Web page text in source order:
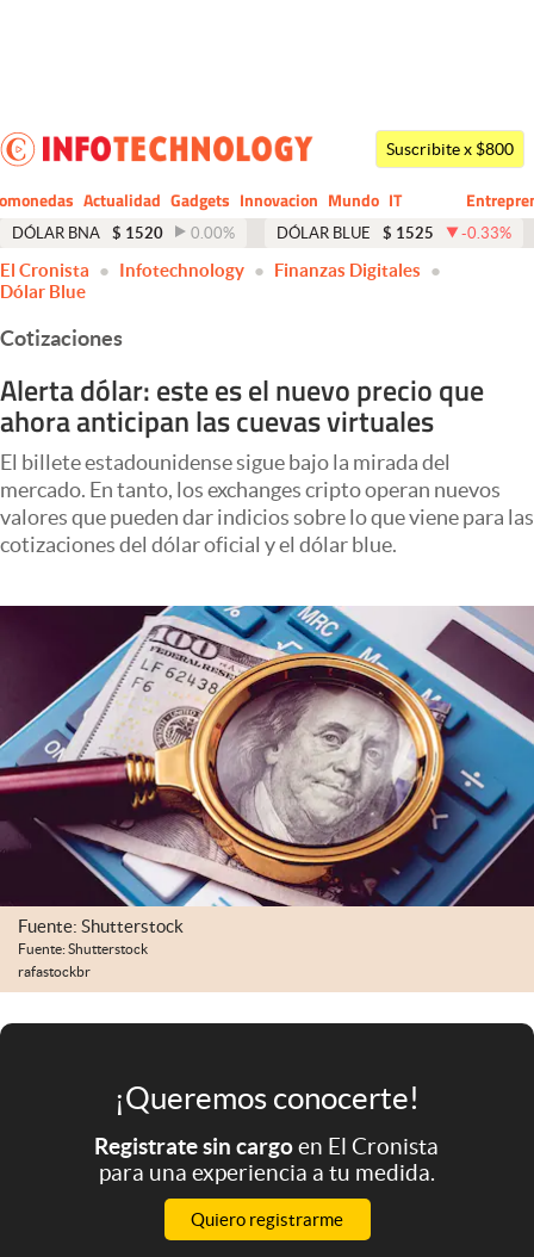
Dólar
Economía y Política
Finanzas y Mercados
Columnistas
Otras secciones
Apertura
Infotechnology
Mundial 2026
Eventos Corporativos
El Cronista Studio
Mediakit
abre en nueva pestaña
Argentina
Suscribite x $800
Actualidad Gadgets Innovacion Mundo
CIO
IT
Business
DÓLAR BNA $ 1520 0.00% DÓLAR BLUE $ 1525 -0.33%
El Cronista Infotechnology
Finanzas Digitales
Dólar Blue
Cotizaciones
Alerta dólar: este es el nuevo precio que
ahora anticipan las cuevas virtuales
El billete estadounidense sigue bajo la mirada del
mercado. En tanto, los exchanges cripto operan nuevos
valores que pueden dar indicios sobre lo que viene para las
cotizaciones del dólar oficial y el dólar blue.
Fuente: Shutterstock
Fuente: Shutterstock
rafastockbr
¡Queremos conocerte!
Registrate sin cargoen El Cronista
para una experiencia a tu medida.
Quiero registrarme